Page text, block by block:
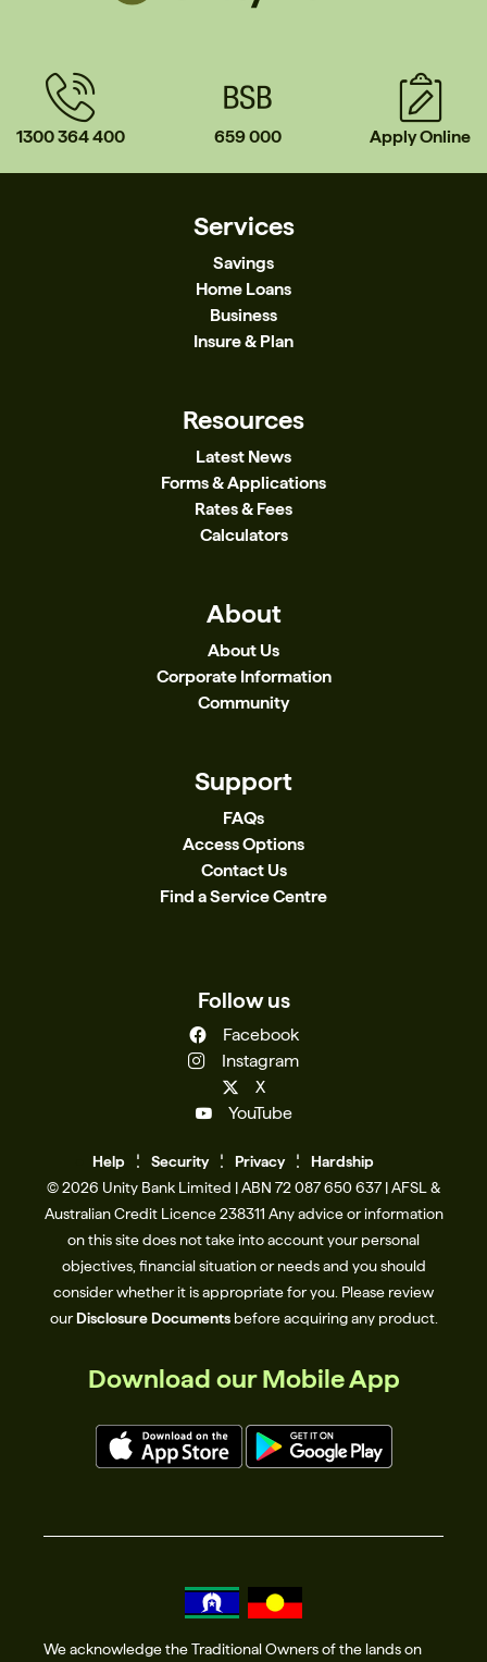
1300 364 400 659 000 Apply Online
Services
Savings
Home Loans
Business
Insure & Plan
Resources
Latest News
Forms & Applications
Rates & Fees
Calculators
About
About Us
Corporate Information
Community
Support
FAQs
Access Options
Contact Us
Find a Service Centre
Follow us
Facebook
Instagram
X
YouTube
Help Security Privacy
Hardship
© 2026 Unity Bank Limited | ABN 72 087 650 637 | AFSL &
Australian Credit Licence 238311​ Any advice or information
on this site does not take into account your personal
objectives, financial situation or needs and you should
consider whether it is appropriate for you. Please review
ourDisclosure Documentsbefore acquiring any product.
Download our Mobile App
We acknowledge the Traditional Owners of the lands on